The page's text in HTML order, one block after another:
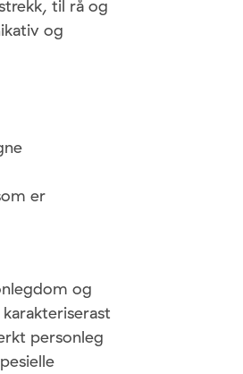
til rå og
og
er
og
personleg